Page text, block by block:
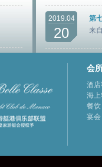
2019.04
20
第
来
会
酒
海
餐饮
宴会